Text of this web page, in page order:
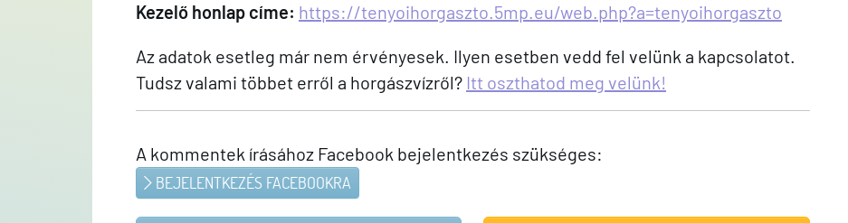
Kezelő honlap címe: https://tenyoihorgaszto.5mp.eu/web.php?a=tenyoihorgaszto
Az adatok esetleg már nem érvényesek. Ilyen esetben vedd fel velünk a kapcsolatot.
Tudsz valami többet erről a horgászvízről? Itt oszthatod meg velünk!
A kommentek írásához Facebook bejelentkezés szükséges:
BEJELENTKEZÉS FACEBOOKRA